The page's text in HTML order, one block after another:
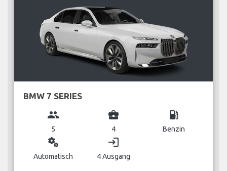
BMW 7 SERIES
group
5
business_center
4
local_gas_station
Benzin
miscellaneous_services
Automatisch
login
4 Ausgang